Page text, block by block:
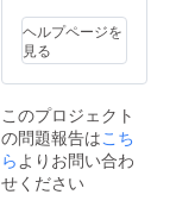
記入く
ださい
す。）
・リ
ターン
限定ビ
ドビデ
オ（約
30分/練
習風景
やリハ
ヘルプページを
見る
このプロジェクト
の問題報告はこち
らよりお問い合わ
せください